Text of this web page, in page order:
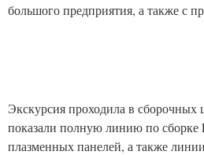
большого предприятия, а также с
Экскурсия проходила в сборочных
показали полную линию по сборке
плазменных панелей, а также